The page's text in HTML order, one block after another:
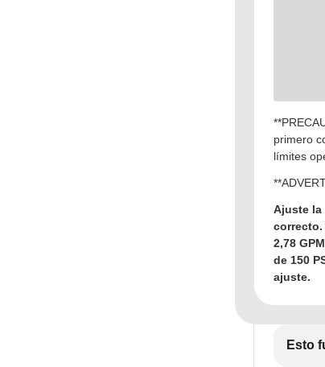
primero
límites
Ajuste la
correcto.
2,78
de 150
ajuste.
Esto